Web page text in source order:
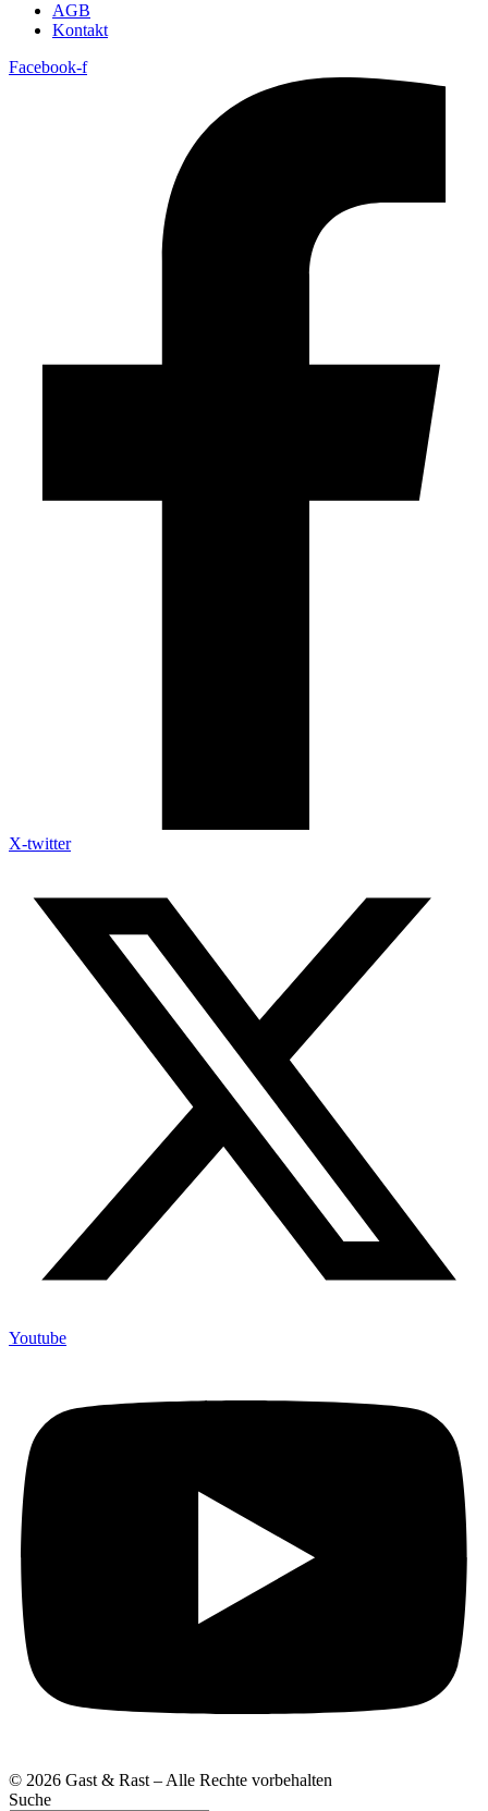
AGB
Kontakt
Facebook-f
X-twitter
Youtube
© 2026 Gast & Rast – Alle Rechte vorbehalten
Suche